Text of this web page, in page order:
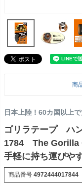
商
日本上陸！60カ国以上
ゴリラテープ ハ
1784 The Gorilla
手軽に持ち運びや
商品番号 4972444017844